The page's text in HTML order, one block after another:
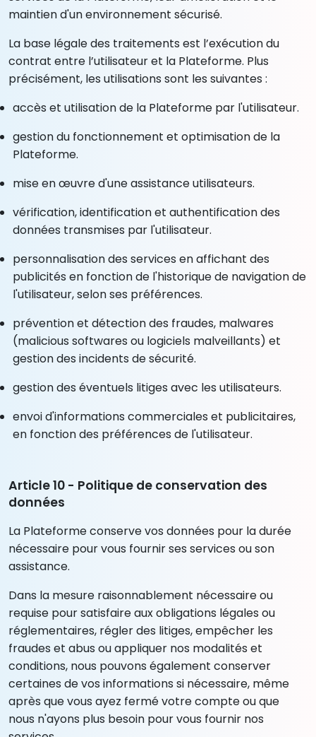
maintien d'un environnement sécurisé.
La base légale des traitements est l’exécution du
contrat entre l’utilisateur et la Plateforme. Plus
précisément, les utilisations sont les suivantes :
accès et utilisation de la Plateforme par l'utilisateur.
gestion du fonctionnement et optimisation de la
Plateforme.
mise en œuvre d'une assistance utilisateurs.
vérification, identification et authentification des
données transmises par l'utilisateur.
personnalisation des services en affichant des
publicités en fonction de l'historique de navigation de
l'utilisateur, selon ses préférences.
prévention et détection des fraudes, malwares
(malicious softwares ou logiciels malveillants) et
gestion des incidents de sécurité.
gestion des éventuels litiges avec les utilisateurs.
envoi d'informations commerciales et publicitaires,
en fonction des préférences de l'utilisateur.
Article 10 - Politique de conservation des
données
La Plateforme conserve vos données pour la durée
nécessaire pour vous fournir ses services ou son
assistance.
Dans la mesure raisonnablement nécessaire ou
requise pour satisfaire aux obligations légales ou
réglementaires, régler des litiges, empêcher les
fraudes et abus ou appliquer nos modalités et
conditions, nous pouvons également conserver
certaines de vos informations si nécessaire, même
après que vous ayez fermé votre compte ou que
nous n'ayons plus besoin pour vous fournir nos